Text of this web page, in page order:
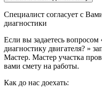
Специалист согласует с
диагностики
Если вы задаетесь
диагностику двигателя? »
Мастер. Мастер участка
вами смету на работы.
Как до нас доехать: